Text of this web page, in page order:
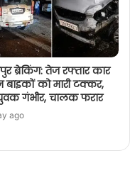
ब्रेकिंग: तेज रफ्तार कार
बाइकों को मारी टक्कर,
गंभीर, चालक फरार
ago